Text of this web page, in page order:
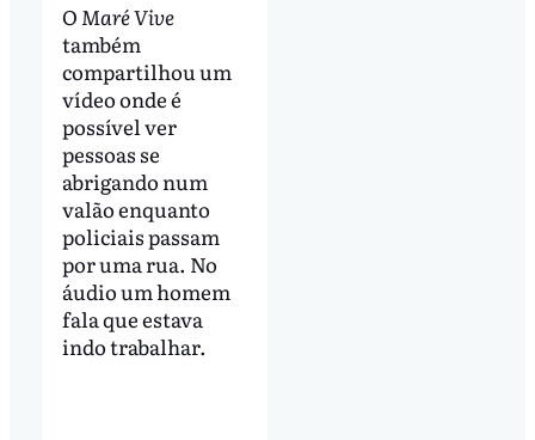
OMaré Vive
também
compartilhou um
vídeo onde é
possível ver
pessoas se
abrigando num
valão enquanto
policiais passam
por uma rua. No
áudio um homem
fala que estava
indo trabalhar.